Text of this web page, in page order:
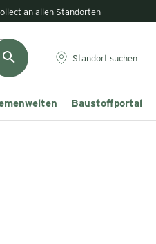
an allen Standorten
Standort suchen
Baustoffportal